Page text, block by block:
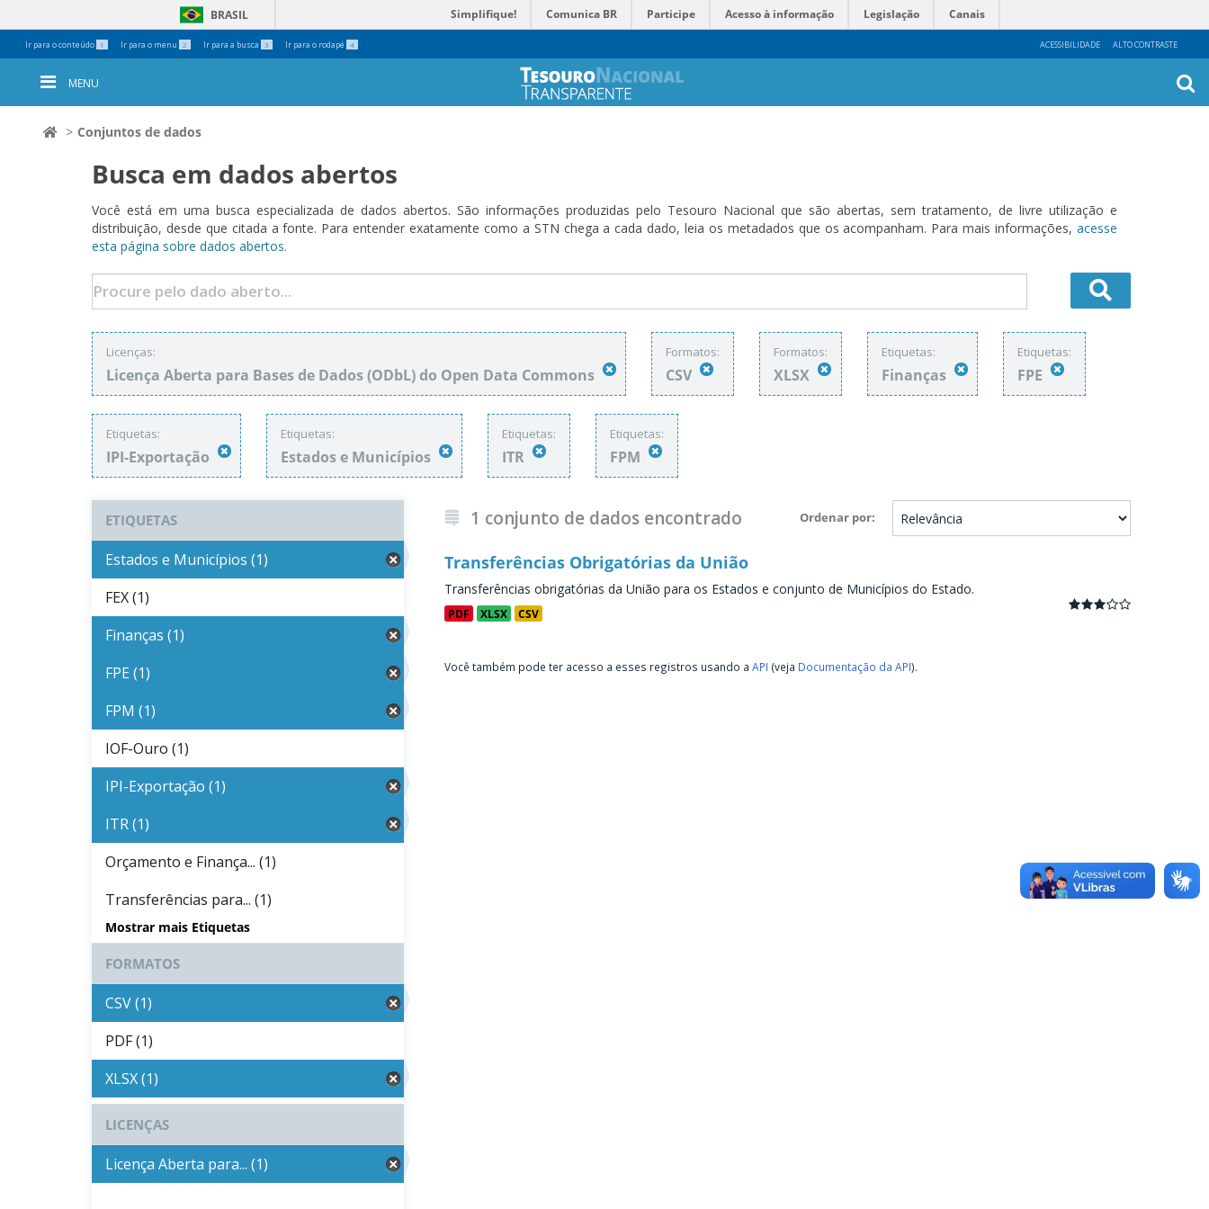
Ir para o conteúdo 1 Ir para o menu 2 Ir para a busca 3 Ir para o rodapé 4 ACESSIBILIDADE ALTO CONTRASTE
BRASIL Simplifique! Comunica BR Participe Acesso à informação Legislação Canais
Ferramentas
Pessoais
MENU
Conjuntos de dados
Busca em dados abertos
Você está em uma busca especializada de dados abertos. São informações produzidas pelo Tesouro Nacional que são abertas, sem tratamento, de livre utilização e
distribuição, desde que citada a fonte. Para entender exatamente como a STN chega a cada dado, leia os metadados que os acompanham. Para mais informações, acesse
esta página sobre dados abertos.
Licenças:
Licença Aberta para Bases de Dados (ODbL) do Open Data Commons
Formatos:
CSV
Formatos:
XLSX
Etiquetas:
Finanças
Etiquetas:
FPE
Etiquetas:
IPI-Exportação
Etiquetas:
Estados e Municípios
Etiquetas:
ITR
Etiquetas:
FPM
Ordenar por
1 conjunto de dados encontrado
Transferências Obrigatórias da União
Transferências obrigatórias da União para os Estados e conjunto de Municípios do Estado.
PDF XLSX CSV
Você também pode ter acesso a esses registros usando a API (veja Documentação da API).
ETIQUETAS
Estados e Municípios (1)
FEX (1)
Finanças (1)
FPE (1)
FPM (1)
IOF-Ouro (1)
IPI-Exportação (1)
ITR (1)
Orçamento e Finança... (1)
Transferências para... (1)
Mostrar mais Etiquetas
FORMATOS
CSV (1)
PDF (1)
XLSX (1)
LICENÇAS
Licença Aberta para... (1)